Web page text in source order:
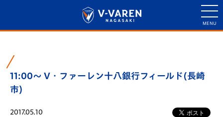
11:00～ V・ファーレン十八銀行フィールド(長崎
市)
2017.05.10